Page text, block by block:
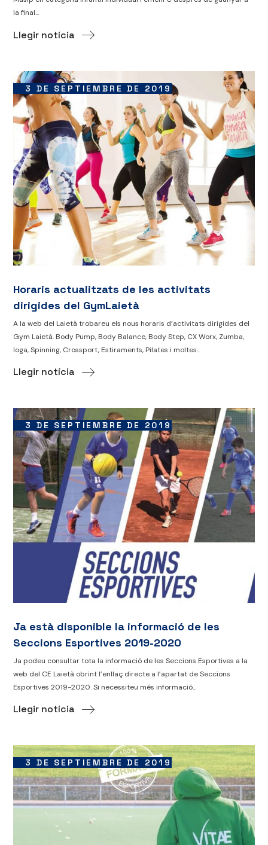
la final...
Llegir notícia
3 DE SEPTIEMBRE DE 2019
Horaris actualitzats de les activitats
dirigides del GymLaietà
A la web del Laietà trobareu els nous horaris d’activitats dirigides del
Gym Laietà. Body Pump, Body Balance, Body Step, CX Worx, Zumba,
Ioga, Spinning, Crossport, Estiraments, Pilates i moltes...
Llegir notícia
3 DE SEPTIEMBRE DE 2019
Ja està disponible la informació de les
Seccions Esportives 2019-2020
Ja podeu consultar tota la informació de les Seccions Esportives a la
web del CE Laietà obrint l’enllaç directe a l’apartat de Seccions
Esportives 2019-2020. Si necessiteu més informació...
Llegir notícia
3 DE SEPTIEMBRE DE 2019